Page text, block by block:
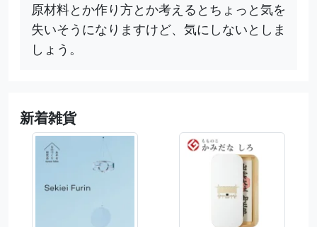
原材料とか作り方とか考えるとちょっと気を
失いそうになりますけど、気にしないとしま
しょう。
新着雑貨